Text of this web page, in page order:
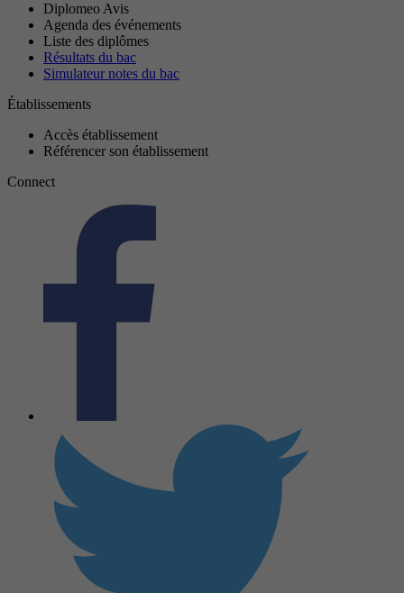
Diplomeo Avis
Agenda des événements
Liste des diplômes
Résultats du bac
Simulateur notes du bac
Établissements
Accès établissement
Référencer son établissement
Connect